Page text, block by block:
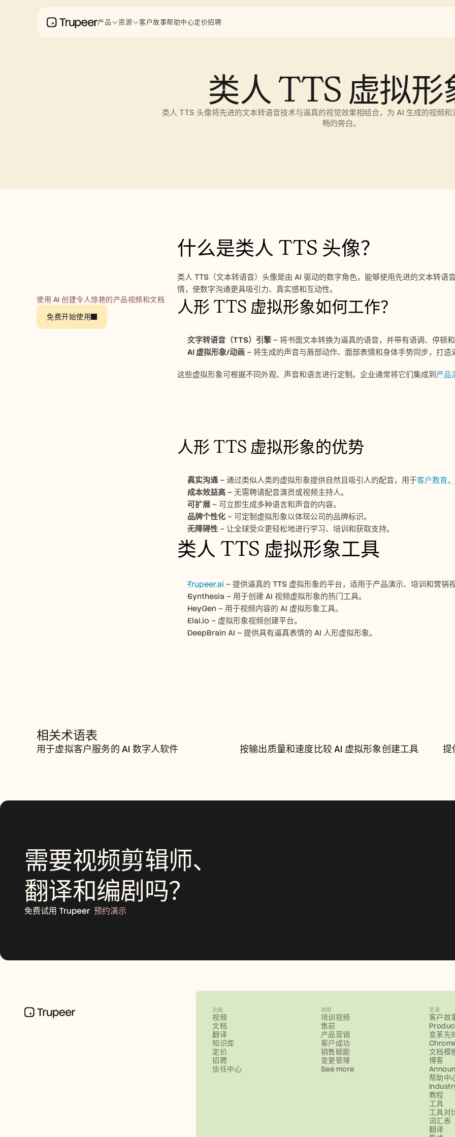
类人 TTS 虚拟形
类人 TTS 头像将先进的文本转语音技术与逼真的视觉效果相结合，为 AI 生成的视频
畅的旁白。
使用 AI 创建令人惊艳的产品视频和文档
免费开始使用
什么是类人 TTS 头像？
类人 TTS（文本转语音）头像是由 AI 驱动的数字角色，能够使用先进的文本转语
情，使数字沟通更具吸引力、真实感和互动性。
人形 TTS 虚拟形象如何工作？
文字转语音（TTS）引擎 – 将书面文本转换为逼真的语音，并带有语调、停顿
AI 虚拟形象/动画 – 将生成的声音与唇部动作、面部表情和身体手势同步，打造
这些虚拟形象可根据不同外观、声音和语言进行定制。企业通常将它们集成到产品
人形 TTS 虚拟形象的优势
真实沟通 – 通过类似人类的虚拟形象提供自然且吸引人的配音，用于客户教育。
成本效益高 – 无需聘请配音演员或视频主持人。
可扩展 – 可立即生成多种语言和声音的内容。
品牌个性化 – 可定制虚拟形象以体现公司的品牌标识。
无障碍性 – 让全球受众更轻松地进行学习、培训和获取支持。
类人 TTS 虚拟形象工具
Trupeer.ai – 提供逼真的 TTS 虚拟形象的平台，适用于产品演示、培训和营销
Synthesia – 用于创建 AI 视频虚拟形象的热门工具。
HeyGen – 用于视频内容的 AI 虚拟形象工具。
Elai.io – 虚拟形象视频创建平台。
DeepBrain AI – 提供具有逼真表情的 AI 人形虚拟形象。
相关术语表用于虚拟客户服务的 AI 数字人
软件
用于虚拟客户服务的 AI 数字人软件
形象创建工具
按输出质量和速度比较 AI 虚拟形象创建工具 提
需要视频剪辑师、
翻译和编剧吗？
免费试用 Trupeer 预约演示
功能
视频
文档
翻译
知识库
定价
招聘
信任中心
用例
培训视频
售前
产品营销
客户成功
销售赋能
变更管理
See more
资源
客户故
变革先
文档模
博客
帮助中
教程
工具
工具对
词汇表
翻译
产品 资源 客户故事帮助中心定价招聘